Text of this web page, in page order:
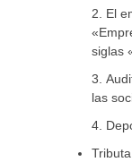
2. El
siglas
3.
las
4.